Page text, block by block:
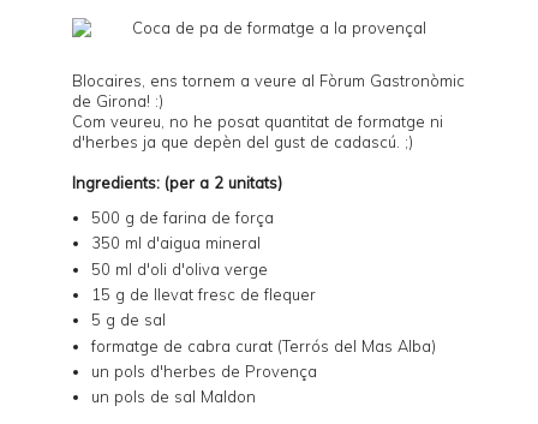
Blocaires, ens tornem a veure al Fòrum Gastronòmic
de Girona! :)
Com veureu, no he posat quantitat de formatge ni
d'herbes ja que depèn del gust de cadascú. ;)
Ingredients: (per a 2 unitats)
500 g de farina de força
350 ml d'aigua mineral
50 ml d'oli d'oliva verge
15 g de llevat fresc de flequer
5 g de sal
formatge de cabra curat (Terrós del Mas Alba)
un pols d'herbes de Provença
un pols de sal Maldon